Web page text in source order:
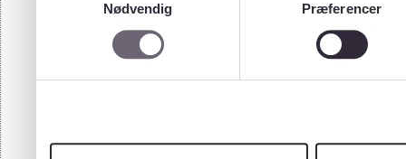
Nødvendig
Præferencer
97
100